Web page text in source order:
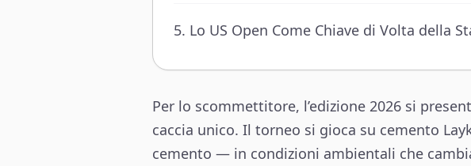
Lo US Open Come Chiave di Volta della
Per lo scommettitore, l’edizione 2026 si
caccia unico. Il torneo si gioca su cemento
cemento — in condizioni ambientali che